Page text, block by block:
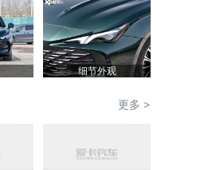
细节外观
更多 >